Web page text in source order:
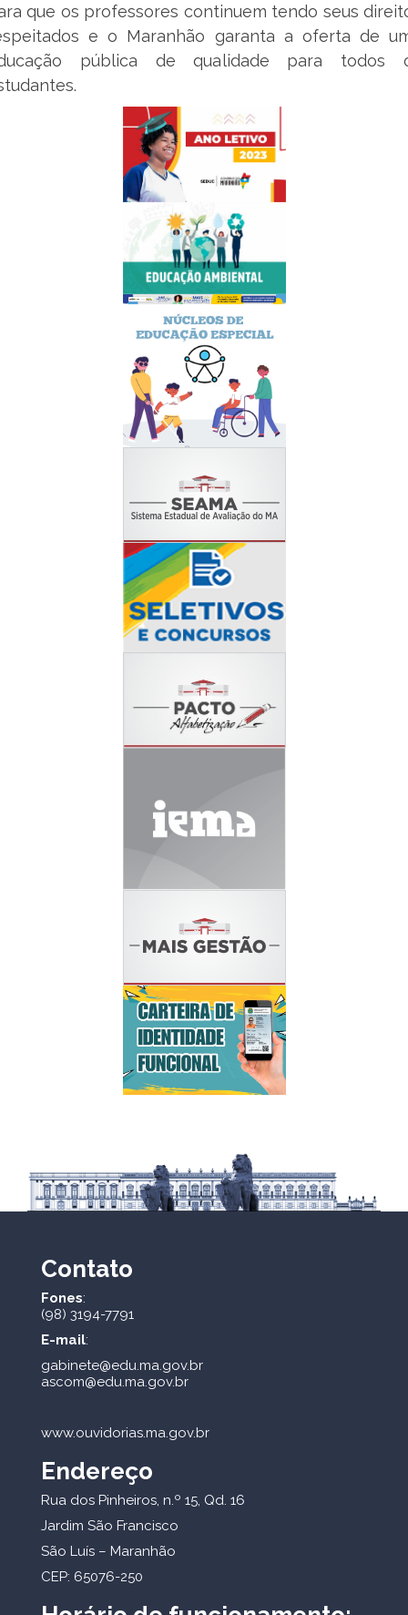
que os professores continuem tendo seus
e o Maranhão garanta a oferta de
pública de qualidade para todos
Contato
Fones:
(98) 3194-7791
E-mail:
gabinete@edu.ma.gov.br
ascom@edu.ma.gov.br
www.ouvidorias.ma.gov.br
Endereço
Rua dos Pinheiros, n.º 15, Qd. 16
Jardim São Francisco
São Luís – Maranhão
CEP: 65076-250